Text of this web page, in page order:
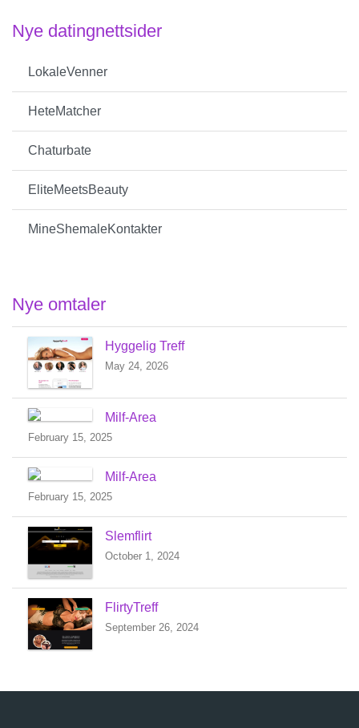
Nye datingnettsider
LokaleVenner
HeteMatcher
Chaturbate
EliteMeetsBeauty
MineShemaleKontakter
Nye omtaler
Hyggelig Treff
May 24, 2026
Milf-Area
February 15, 2025
Milf-Area
February 15, 2025
Slemflirt
October 1, 2024
FlirtyTreff
September 26, 2024